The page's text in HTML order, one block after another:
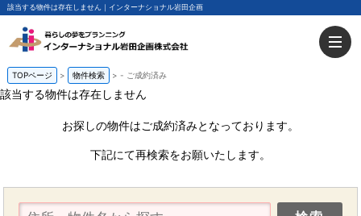
該当する物件は存在しません｜インターナショナル岩田企画
TOPページ 物件検索 - ご成約済み
該当する物件は存在しません
お探しの物件はご成約済みとなっております。
下記にて再検索をお願いたします。